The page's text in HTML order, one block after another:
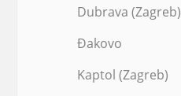
Dubrava (Zagreb)
Đakovo
Kaptol (Zagreb)